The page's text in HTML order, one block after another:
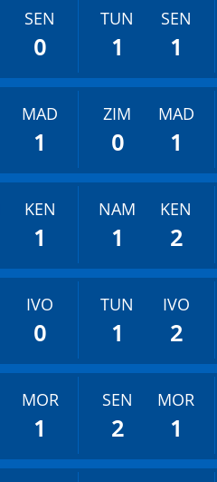
SEN
0
TUN SEN
1 1
MAD
1
ZIM MAD
0 1
KEN
1
NAM KEN
1 2
IVO
0
TUN IVO
1 2
MOR
1
SEN MOR
2 1